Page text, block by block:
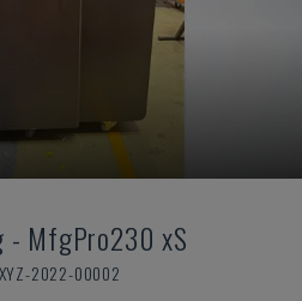
- MfgPro230 xS
2022-00002